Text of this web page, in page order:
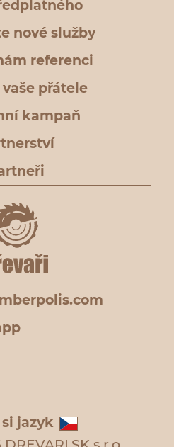
nové služby
referenci
přátele
kampaň
jazyk